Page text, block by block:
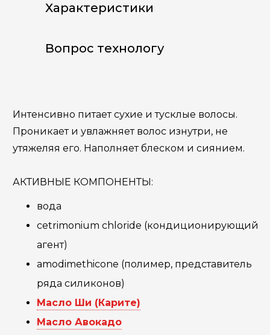
Характеристики
Вопрос технологу
Интенсивно питает сухие и тусклые волосы.
Проникает и увлажняет волос изнутри, не
утяжеляя его. Наполняет блеском и сиянием.
АКТИВНЫЕ КОМПОНЕНТЫ:
вода
cetrimonium chloride (кондиционирующий
агент)
amodimethicone (полимер, представитель
ряда силиконов)
Масло Ши (Карите)
Масло Авокадо